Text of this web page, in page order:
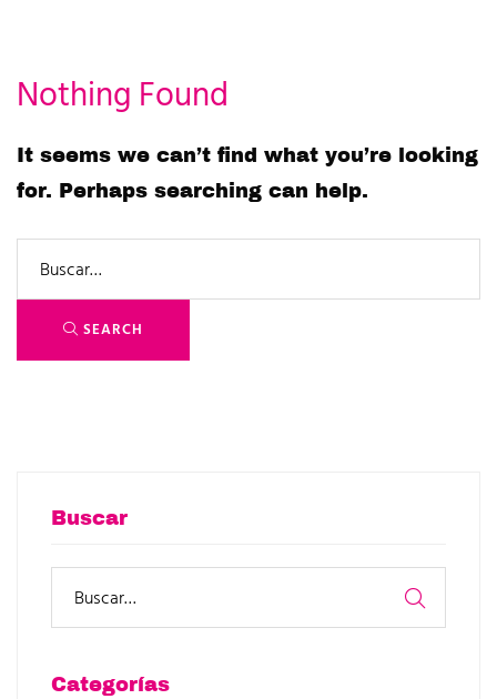
Nothing Found
It seems we can’t find what you’re looking
for. Perhaps searching can help.
SEARCH
Buscar
Categorías